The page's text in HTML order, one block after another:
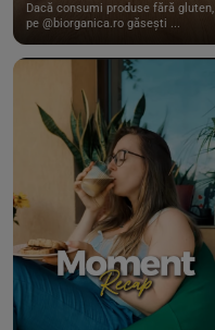
Dacă consumi produse fără gluten,
pe @biorganica.ro găsești ...